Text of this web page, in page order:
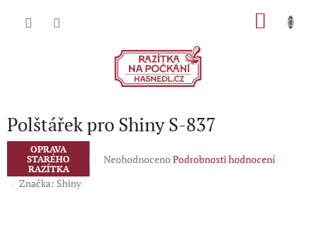
Polštářek pro Shiny S-837
OPRAVA
STARÉHO
RAZÍTKA
Průměrné
Neohodnoceno Podrobnosti hodnocení
Značka: Shiny